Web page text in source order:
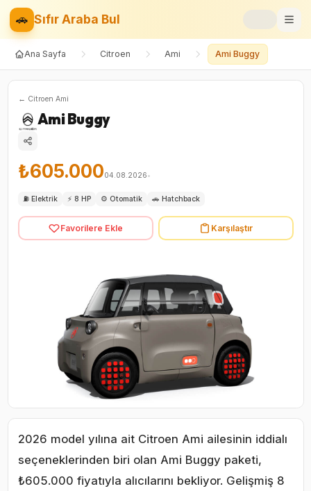
🚗 Sıfır Araba Bul
Markalar
Fiyat Listesi
📝Blog
⚡
🚙SUV
Karşılaştır
Ana Sayfa Citroen Ami Ami Buggy
← Citroen Ami
Ami Buggy
₺605.00004.08.2026•
⛽ Elektrik ⚡ 8 HP ⚙️ Otomatik 🚗 Hatchback
Favorilere Ekle Karşılaştır
2026 model yılına ait Citroen Ami ailesinin iddialı
seçeneklerinden biri olan Ami Buggy paketi,
₺605.000 fiyatıyla alıcılarını bekliyor. Gelişmiş 8